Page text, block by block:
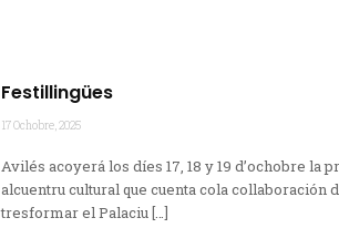
Festillingües
17 Ochobre, 2025
Avilés acoyerá los díes 17, 18 y 19 d’ochobre la
alcuentru cultural que cuenta cola collaboración
tresformar el Palaciu […]